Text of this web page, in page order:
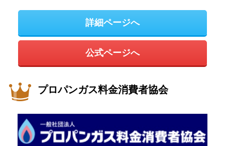
詳細ページへ
公式ページへ
プロパンガス料金消費者協会